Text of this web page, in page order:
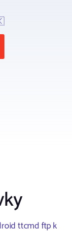
ttcmd ftp k